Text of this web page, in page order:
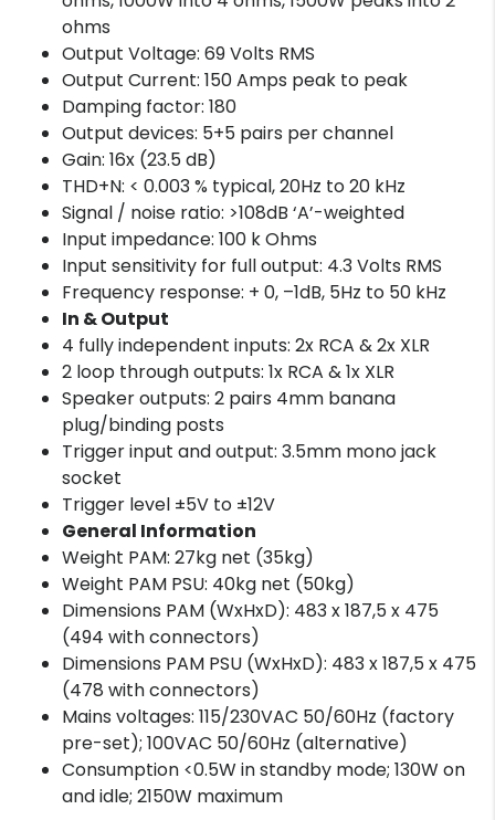
ohms
Output Voltage: 69 Volts RMS
Output Current: 150 Amps peak to peak
Damping factor: 180
Output devices: 5+5 pairs per channel
Gain: 16x (23.5 dB)
THD+N: < 0.003 % typical, 20Hz to 20 kHz
Signal / noise ratio: >108dB ‘A’-weighted
Input impedance: 100 k Ohms
Input sensitivity for full output: 4.3 Volts RMS
Frequency response: + 0, –1dB, 5Hz to 50 kHz
In & Output
4 fully independent inputs: 2x RCA & 2x XLR
2 loop through outputs: 1x RCA & 1x XLR
Speaker outputs: 2 pairs 4mm banana
plug/binding posts
Trigger input and output: 3.5mm mono jack
socket
Trigger level ±5V to ±12V
General Information
Weight PAM: 27kg net (35kg)
Weight PAM PSU: 40kg net (50kg)
Dimensions PAM (WxHxD): 483 x 187,5 x 475
(494 with connectors)
Dimensions PAM PSU (WxHxD): 483 x 187,5 x 475
(478 with connectors)
Mains voltages: 115/230VAC 50/60Hz (factory
pre-set); 100VAC 50/60Hz (alternative)
Consumption <0.5W in standby mode; 130W on
and idle; 2150W maximum